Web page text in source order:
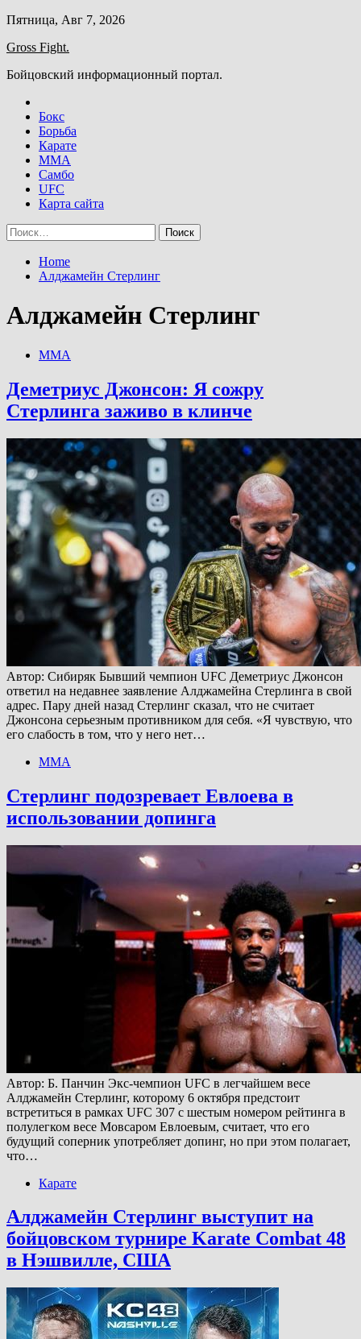
Skip
content
Пятница, Авг 7, 2026
Gross Fight.
Бойцовский информационный портал.
Бокс
Борьба
Карате
ММА
Самбо
UFC
Карта сайта
Найти:
Home
Алджамейн Стерлинг
Алджамейн Стерлинг
ММА
Деметриус Джонсон: Я сожру
Стерлинга заживо в клинче
Автор: Сибиряк Бывший чемпион UFC Деметриус Джонсон
ответил на недавнее заявление Алджамейна Стерлинга в свой
адрес. Пару дней назад Стерлинг сказал, что не считает
Джонсона серьезным противником для себя. «Я чувствую, что
его слабость в том, что у него нет…
ММА
Стерлинг подозревает Евлоева в
использовании допинга
Автор: Б. Панчин Экс-чемпион UFC в легчайшем весе
Алджамейн Стерлинг, которому 6 октября предстоит
встретиться в рамках UFC 307 с шестым номером рейтинга в
полулегком весе Мовсаром Евлоевым, считает, что его
будущий соперник употребляет допинг, но при этом полагает,
что…
Карате
Алджамейн Стерлинг выступит на
бойцовском турнире Karate Combat 48
в Нэшвилле, США